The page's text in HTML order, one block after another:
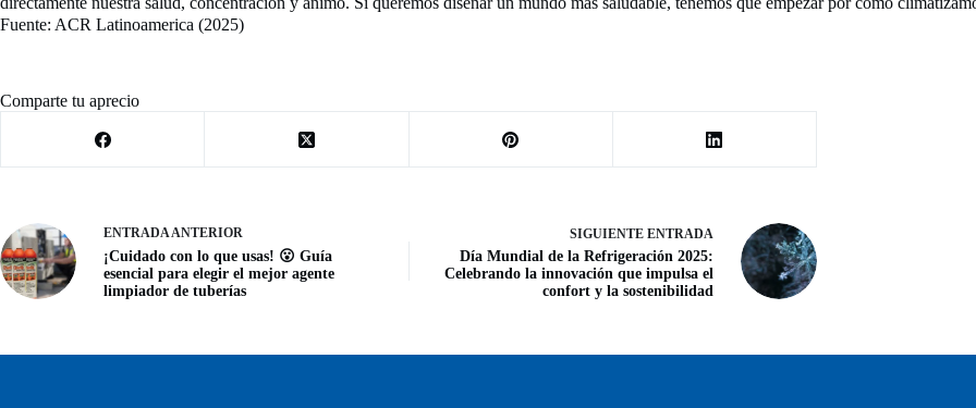
Fuente: ACR Latinoamerica (2025)
Comparte tu aprecio
ENTRADAANTERIOR
¡Cuidado con lo que usas! 😮 Guía
esencial para elegir el mejor agente
limpiador de tuberías
SIGUIENTE ENTRADA
Día Mundial de la Refrigeración 2025:
Celebrando la innovación que impulsa el
confort y la sostenibilidad